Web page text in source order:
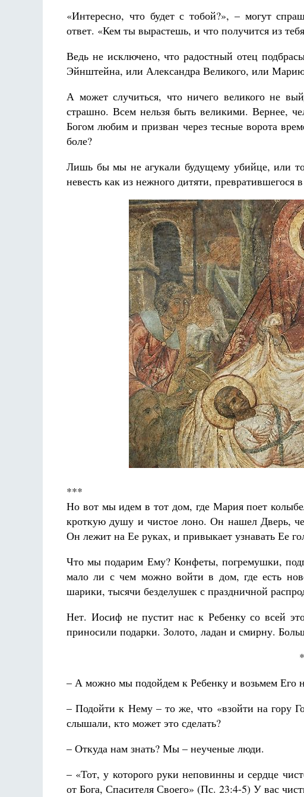
«Интересно, что будет с тобой?», – могут
ответ. «Кем ты вырастешь, и что получится из
Ведь не исключено, что радостный отец
Эйнштейна, или Александра Великого, или
А может случиться, что ничего великого не
страшно. Всем нельзя быть великими. Вернее,
Богом любим и призван через тесные ворота
боле?
Лишь бы мы не агукали будущему убийце, или
невесть как из нежного дитяти, превратившегося
***
Но вот мы идем в тот дом, где Мария поет
кроткую душу и чистое лоно. Он нашел Дверь,
Он лежит на Ее руках, и привыкает узнавать Ее
Что мы подарим Ему? Конфеты, погремушки,
мало ли с чем можно войти в дом, где есть
шарики, тысячи безделушек с праздничной
Нет. Иосиф не пустит нас к Ребенку со всей
приносили подарки. Золото, ладан и смирну.
– А можно мы подойдем к Ребенку и возьмем Его
– Подойти к Нему – то же, что «взойти на гору
слышали, кто может это сделать?
– Откуда нам знать? Мы – неученые люди.
– «Тот, у которого руки неповинны и сердце
от Бога, Спасителя Своего» (Пс. 23:4-5) У вас
Разлуки не будет